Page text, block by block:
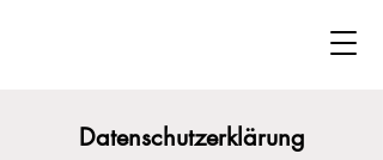
Datenschutzerklärung